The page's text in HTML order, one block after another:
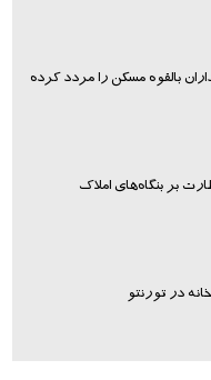
بالقوه مسکن را مردد کرده
بر بنگاه‌های املاک